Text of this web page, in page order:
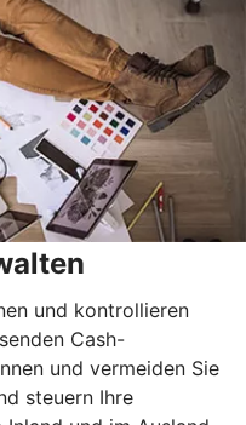
und kontrollieren
Cash-
und vermeiden Sie
steuern Ihre